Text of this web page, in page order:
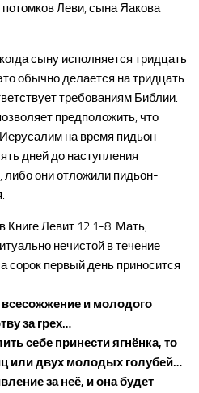
Леви, сына Яакова
сыну исполняется тридцать
обычно делается на тридцать
требованиям Библии.
предположить, что
на время пидьон-
дней до наступления
они отложили пидьон-
Левит 12:1-8. Мать,
нечистой в течение
сорок первый день приносится
всесожжение и молодого
за грех…
себе принести ягнёнка, то
или двух молодых голубей…
за неё, и она будет